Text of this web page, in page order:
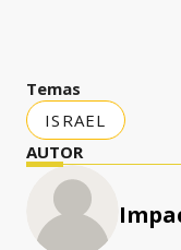
Temas
ISRAEL
AUTOR